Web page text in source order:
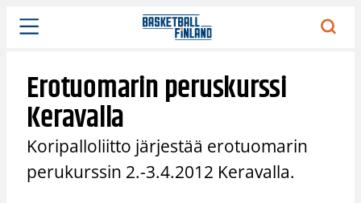
Siirry
sisältöön
Erotuomarin peruskurssi
Keravalla
Koripalloliitto järjestää erotuomarin
perukurssin 2.-3.4.2012 Keravalla.